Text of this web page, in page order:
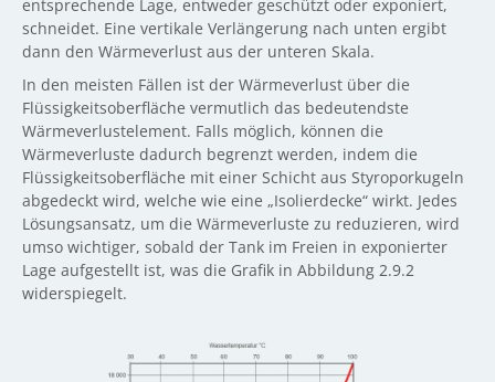
entsprechende Lage, entweder geschützt oder exponiert,
schneidet. Eine vertikale Verlängerung nach unten ergibt
dann den Wärmeverlust aus der unteren Skala.
In den meisten Fällen ist der Wärmeverlust über die
Flüssigkeitsoberfläche vermutlich das bedeutendste
Wärmeverlustelement. Falls möglich, können die
Wärmeverluste dadurch begrenzt werden, indem die
Flüssigkeitsoberfläche mit einer Schicht aus Styroporkugeln
abgedeckt wird, welche wie eine „Isolierdecke“ wirkt. Jedes
Lösungsansatz, um die Wärmeverluste zu reduzieren, wird
umso wichtiger, sobald der Tank im Freien in exponierter
Lage aufgestellt ist, was die Grafik in Abbildung 2.9.2
widerspiegelt.